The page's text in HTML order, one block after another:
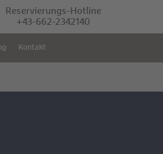
Reservierungs-Hotline
+43-662-2342140
Kontakt